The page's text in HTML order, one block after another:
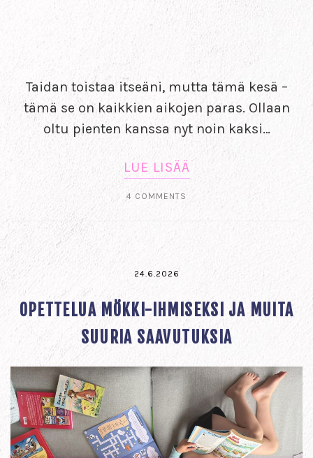
Taidan toistaa itseäni, mutta tämä kesä –
tämä se on kaikkien aikojen paras. Ollaan
oltu pienten kanssa nyt noin kaksi…
LUE LISÄÄ
4 COMMENTS
24.6.2026
OPETTELUA MÖKKI-IHMISEKSI JA MUITA
SUURIA SAAVUTUKSIA